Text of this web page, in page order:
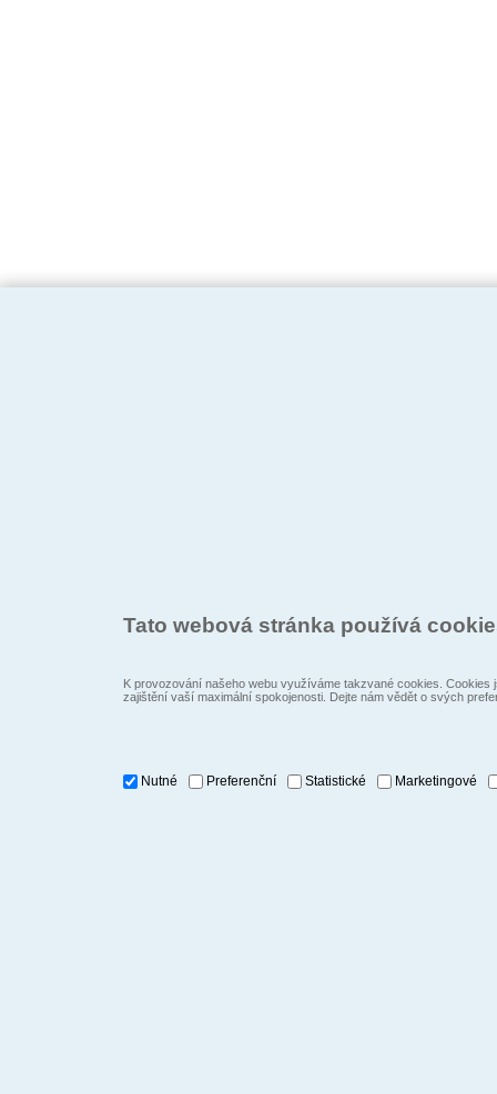
Tato webová stránka používá
K provozování našeho webu využíváme takzvané cookies.
zajištění vaší maximální spokojenosti. Dejte nám vědět o svých
Nutné Preferenční Statistické Marketingové